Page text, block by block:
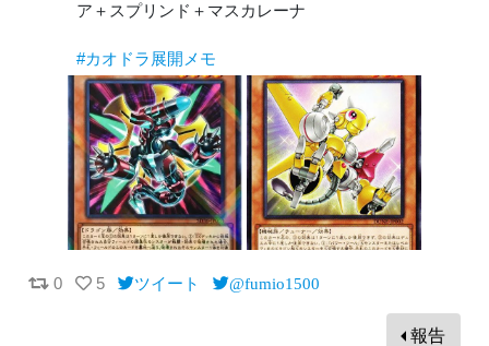
ア＋スプリンド＋マスカレーナ
#カオドラ展開メモ
0 5 ツイート @fumio1500
報告